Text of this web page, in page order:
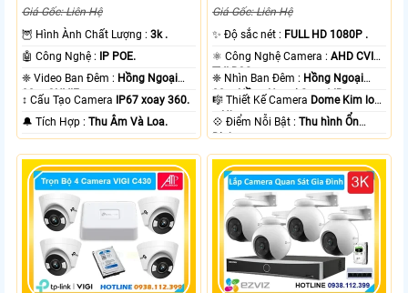
Giá Gốc: Liên Hệ
🦉 Hình Ành Chất Lượng :3k .
🤖️ Công Nghệ :
IP POE.
❈ Video Ban Đêm : Hồng Ngoại
30m ONVIF.
↕️ Cấu Tạo Camera
IP67 xoay 360.
️🔔 Tích Hợp :Thu Âm Và Loa.
Giá Gốc: Liên Hệ
✨ Độ sắc nét : FULL HD 1080P .
⚛️ Công Nghệ Camera :AHD CVI
TVI BCS.
❈ Nhìn Ban Đêm : Hồng Ngoại
20m Hồng Ngoại Smart IR.
🎼️ Thiết Kế Camera Dome Kim loại
+ Nhựa.
️💠 Điểm Nỗi Bật :Thu hình Ổn
Định.